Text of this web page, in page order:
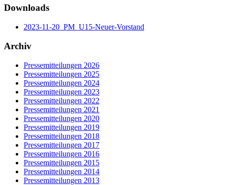
Downloads
2023-11-20_PM_U15-Neuer-Vorstand
Archiv
Pressemitteilungen 2026
Pressemitteilungen 2025
Pressemitteilungen 2024
Pressemitteilungen 2023
Pressemitteilungen 2022
Pressemitteilungen 2021
Pressemitteilungen 2020
Pressemitteilungen 2019
Pressemitteilungen 2018
Pressemitteilungen 2017
Pressemitteilungen 2016
Pressemitteilungen 2015
Pressemitteilungen 2014
Pressemitteilungen 2013